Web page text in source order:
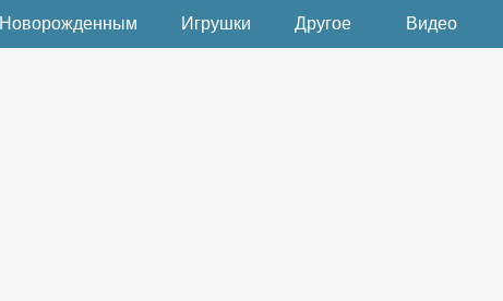
Новорожденным Игрушки Другое Видео